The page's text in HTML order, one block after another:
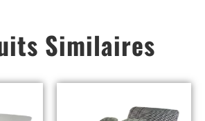
Similaires